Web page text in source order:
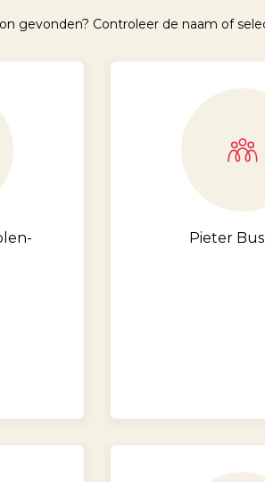
gevonden? Controleer de naam of
Pieter